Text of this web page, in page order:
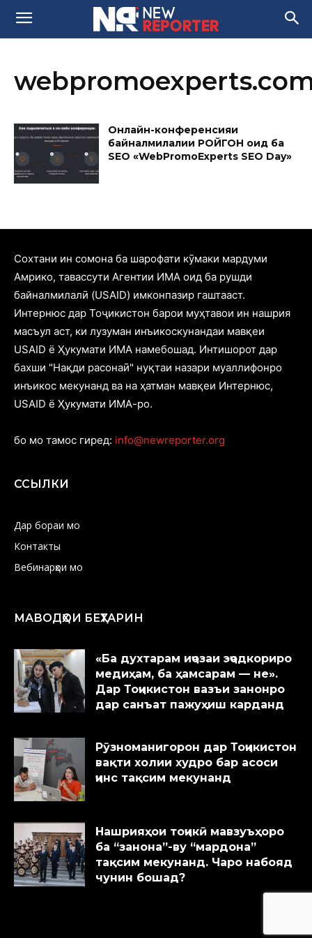
Онлайн-конференсияи
байналмилалии РОЙГОН оид ба
SEO «WebPromoExperts SEO Day»
Cохтани ин сомона ба шарофати кӯмаки мардуми
Амрико, тавассути Агентии ИМА оид ба рушди
байналмилалӣ (USAID) имконпазир гаштааст.
Интернюс дар Тоҷикистон барои муҳтавои ин нашрия
масъул аст, ки лузуман инъикоскунандаи мавқеи
USAID ё Ҳукумати ИМА намебошад. Интишорот дар
бахши "Нақди расонаӣ" нуқтаи назари муаллифонро
инъикос мекунанд ва на ҳатман мавқеи Интернюс,
USAID ё Ҳукумати ИМА-ро.
бо мо тамос гиред: info@newreporter.org
ССЫЛКИ
Дар бораи мо
Контакты
Вебинарҳои мо
МАВОДҲОИ БЕҲТАРИН
«Ба духтарам иҷозаи эҷодкориро
медиҳам, ба ҳамсарам — не».
Дар Тоҷикистон вазъи занонро
дар санъат пажуҳиш карданд
Рӯзноманигорон дар Тоҷикистон
вақти холии худро бар асоси
ҷинс тақсим мекунанд
Нашрияҳои тоҷикӣ мавзуъҳоро
ба “занона”-ву “мардона”
тақсим мекунанд. Чаро набояд
чунин бошад?